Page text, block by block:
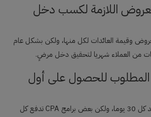
اللازمة لكسب دخل
وقيمة العائدات لكل منها، ولكن بشكل عام
من العملاء شهريا لتحقيق دخل مرضٍ.
المطلوب للحصول على أول
عادة ما يتم دفع العوائد كل 30 يوما، ولكن بعض برامج CPA تدفع كل